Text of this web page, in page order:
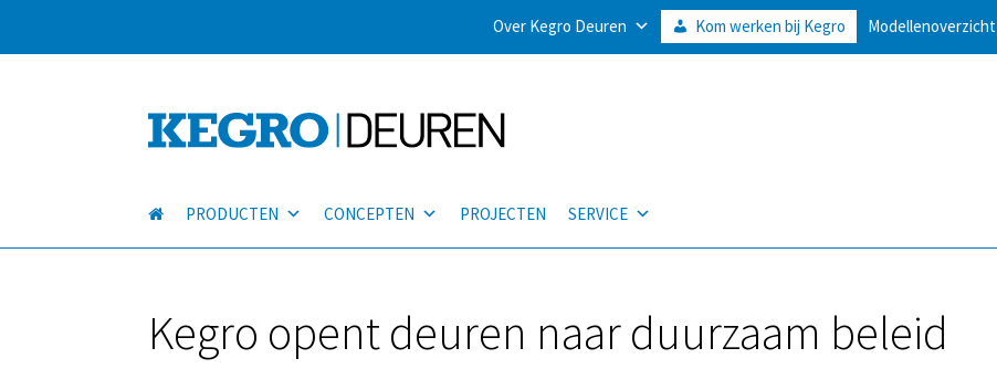
Over Kegro Deuren Kom werken bij Kegro Modellenoverzicht
PRODUCTEN CONCEPTEN PROJECTEN SERVICE
Kegro opent deuren naar duurzaam beleid